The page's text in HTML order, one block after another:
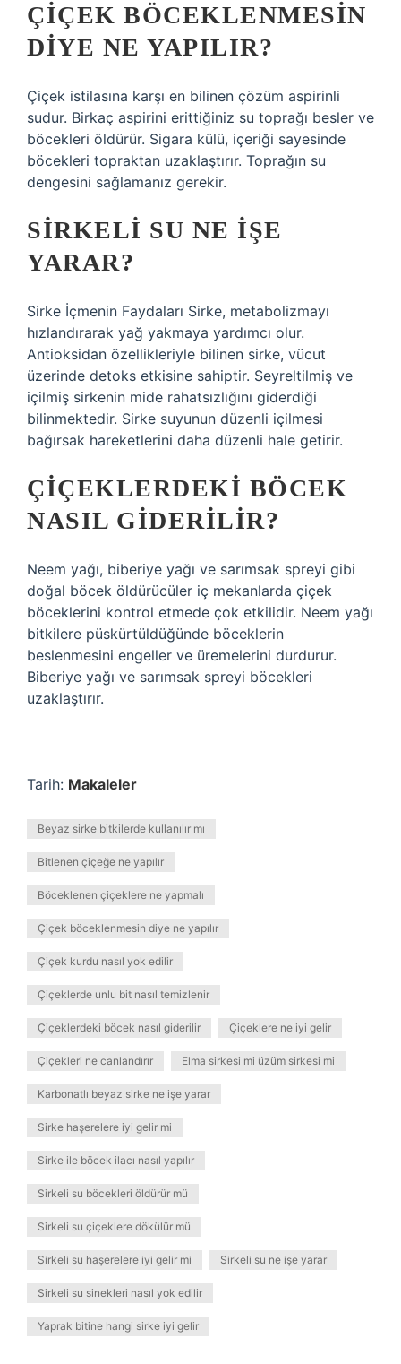
ÇIÇEK BÖCEKLENMESIN
DIYE NE YAPILIR?
Çiçek istilasına karşı en bilinen çözüm aspirinli
sudur. Birkaç aspirini erittiğiniz su toprağı besler ve
böcekleri öldürür. Sigara külü, içeriği sayesinde
böcekleri topraktan uzaklaştırır. Toprağın su
dengesini sağlamanız gerekir.
SIRKELI SU NE IŞE
YARAR?
Sirke İçmenin Faydaları Sirke, metabolizmayı
hızlandırarak yağ yakmaya yardımcı olur.
Antioksidan özellikleriyle bilinen sirke, vücut
üzerinde detoks etkisine sahiptir. Seyreltilmiş ve
içilmiş sirkenin mide rahatsızlığını giderdiği
bilinmektedir. Sirke suyunun düzenli içilmesi
bağırsak hareketlerini daha düzenli hale getirir.
ÇIÇEKLERDEKI BÖCEK
NASIL GIDERILIR?
Neem yağı, biberiye yağı ve sarımsak spreyi gibi
doğal böcek öldürücüler iç mekanlarda çiçek
böceklerini kontrol etmede çok etkilidir. Neem yağı
bitkilere püskürtüldüğünde böceklerin
beslenmesini engeller ve üremelerini durdurur.
Biberiye yağı ve sarımsak spreyi böcekleri
uzaklaştırır.
Tarih: Makaleler
Beyaz sirke bitkilerde kullanılır mı
Bitlenen çiçeğe ne yapılır
Böceklenen çiçeklere ne yapmalı
Çiçek böceklenmesin diye ne yapılır
Çiçek kurdu nasıl yok edilir
Çiçeklerde unlu bit nasıl temizlenir
Çiçeklerdeki böcek nasıl giderilir Çiçeklere ne iyi gelir
Çiçekleri ne canlandırır Elma sirkesi mi üzüm sirkesi mi
Karbonatlı beyaz sirke ne işe yarar
Sirke haşerelere iyi gelir mi
Sirke ile böcek ilacı nasıl yapılır
Sirkeli su böcekleri öldürür mü
Sirkeli su çiçeklere dökülür mü
Sirkeli su haşerelere iyi gelir mi Sirkeli su ne işe yarar
Sirkeli su sinekleri nasıl yok edilir
Yaprak bitine hangi sirke iyi gelir